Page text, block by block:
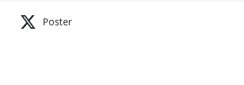
Poster